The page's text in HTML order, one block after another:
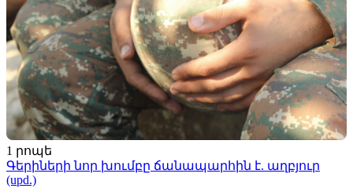
1 րոպե
Գերիների նոր խումբը ճանապարհին է. աղբյուր
(upd.)